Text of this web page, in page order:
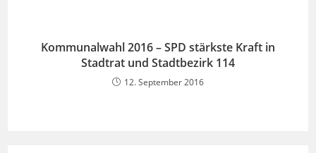
Kommunalwahl 2016 – SPD stärkste Kraft in
Stadtrat und Stadtbezirk 114
12. September 2016